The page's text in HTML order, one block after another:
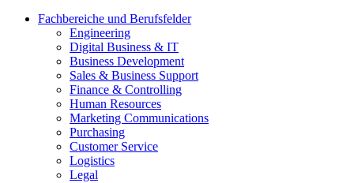
Fachbereiche und Berufsfelder
Engineering
Digital Business & IT
Business Development
Sales & Business Support
Finance & Controlling
Human Resources
Marketing Communications
Purchasing
Customer Service
Logistics
Legal